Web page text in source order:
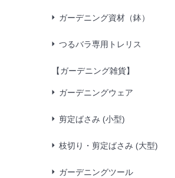
ガーデニング資材（鉢）
つるバラ専用トレリス
【ガーデニング雑貨】
ガーデニングウェア
剪定ばさみ (小型)
枝切り・剪定ばさみ (大型)
ガーデニングツール